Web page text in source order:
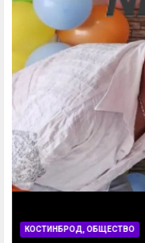
КОСТИНБРОД, ОБЩЕСТВО